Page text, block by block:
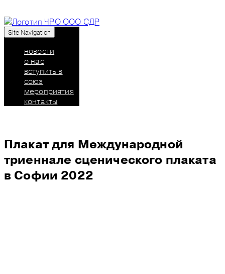
Союз дизайнеров России: челябинское
региональное отделение
Site Navigation
новости
о нас
вступить в
союз
мероприятия
контакты
Плакат для Международной
триеннале сценического плаката
в Софии 2022